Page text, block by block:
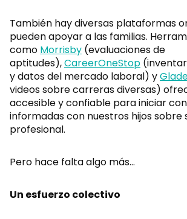
También hay diversas plataformas
pueden apoyar a las familias.
como Morrisby (evaluaciones de
aptitudes),CareerOneStop
y datos del mercado laboral) y
videos sobre carreras diversas)
accesible y confiable para iniciar
informadas con nuestros hijos sobre
profesional.
Pero hace falta algo más…
Un esfuerzo colectivo